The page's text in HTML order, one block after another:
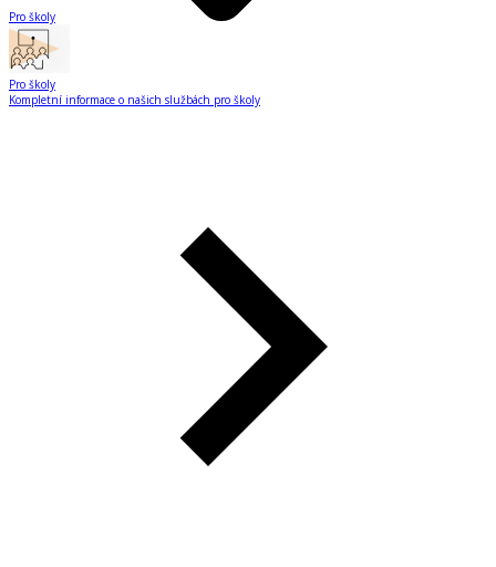
Pro školy
Pro školy
Kompletní informace o našich službách pro školy